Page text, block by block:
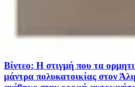
Βίντεο: Η στιγμή που τα
μάντρα πολυκατοικίας στον